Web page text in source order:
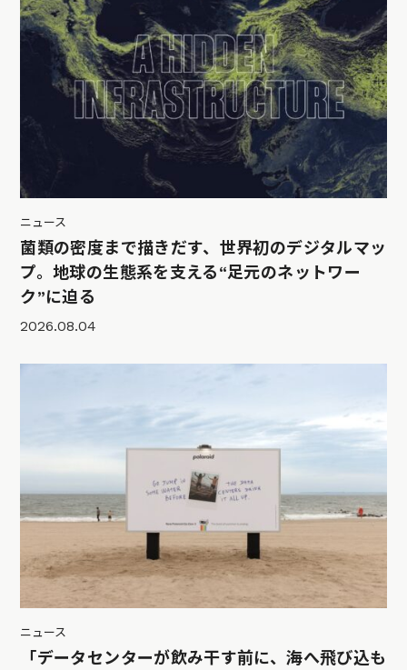
ニュース
菌類の密度まで描きだす、世界初のデジタルマッ
プ。地球の生態系を支える“足元のネットワー
ク”に迫る
2026.08.04
ニュース
「データセンターが飲み干す前に、海へ飛び込も